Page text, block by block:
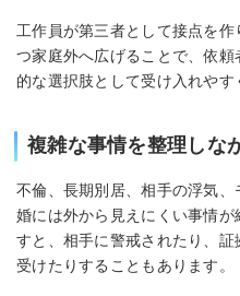
工作員が第三者として接点を
つ家庭外へ広げることで、依
的な選択肢として受け入れやす
複雑な事情を整理しな
不倫、長期別居、相手の浮気
婚には外から見えにくい事情
すと、相手に警戒されたり、
受けたりすることもあります。